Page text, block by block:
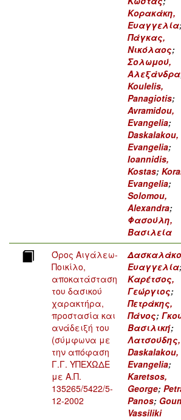
Κορακάκη,
Ευαγγελία
Πάγκας,
Νικόλαος;
Σολωμού,
Αλεξάνδρα
Koulelis,
Panagiotis;
Avramidou,
Evangelia;
Daskalakou,
Evangelia;
Ioannidis,
Kostas;
Evangelia;
Solomou,
Alexandra;
Φασούλη,
Βασιλεία
Όρος Αιγάλεω-
Ποικίλο,
αποκατάσταση
του δασικού
χαρακτήρα,
προστασία και
ανάδειξή του
(σύμφωνα με
την απόφαση
Γ.Γ. ΥΠΕΧΩΔΕ
με Α.Π.
135265/5422/5-
12-2002
Ευαγγελία
Καρέτσος,
Γεώργιος;
Πετράκης,
Πάνος;
Βασιλική;
Daskalakou,
Evangelia;
Karetsos,
George;
Panos;
Vassiliki